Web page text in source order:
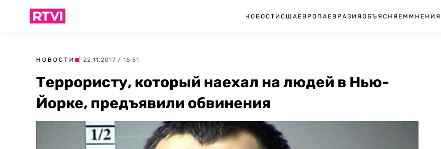
НОВОСТИ США ЕВРОПА ЕВРАЗИЯ ОБЪЯСНЯЕМ МНЕНИЯ
НОВОСТИ | 22.11.2017 / 16:51
Террористу, который наехал на людей в Нью-
Йорке, предъявили обвинения